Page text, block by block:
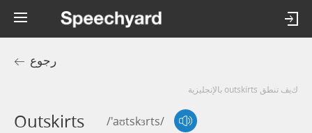
رجوع
كيف تنطق outskirts بالإنجليزية
Outskirts /'aʊtskɜrts/